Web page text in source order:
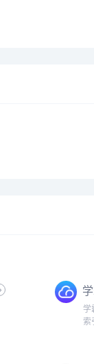
学
索